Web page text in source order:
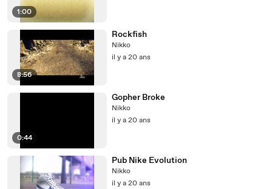
1:00
8:56
Rockfish
Nikko
il y a 20 ans
0:44
Gopher Broke
Nikko
il y a 20 ans
Pub Nike Evolution
Nikko
il y a 20 ans